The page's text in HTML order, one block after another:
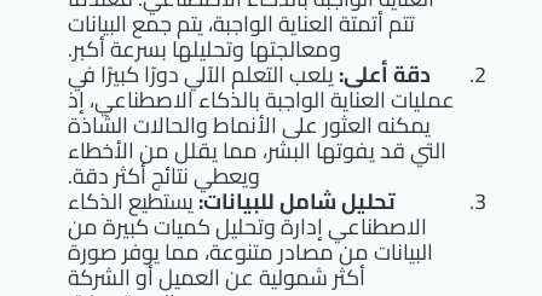
تتم أتمتة العناية الواجبة، يتم جمع البيانات
ومعالجتها وتحليلها بسرعة أكبر.
دقة أعلى:يلعب التعلم الآلي دورًا كبيرًا في
عمليات العناية الواجبة بالذكاء الاصطناعي، إذ
يمكنه العثور على الأنماط والحالات الشاذة
التي قد يفوتها البشر، مما يقلل من الأخطاء
ويعطي نتائج أكثر دقة.
تحليل شامل للبيانات:يستطيع الذكاء
الاصطناعي إدارة وتحليل كميات كبيرة من
البيانات من مصادر متنوعة، مما يوفر صورة
أكثر شمولية عن العميل أو الشركة